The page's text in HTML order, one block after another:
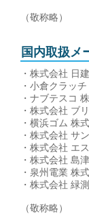
（敬称略）
国内取扱メ
・株式会社 日建
・小倉クラッ
・ナブテスコ
・株式会社 ブ
・横浜ゴム 株
・株式会社 サ
・株式会社 エ
・株式会社 島
・泉州電業 株
・株式会社 緑
（敬称略）